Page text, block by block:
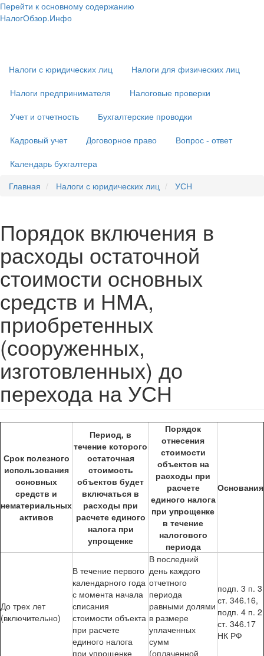
Перейти к основному содержанию
НалогОбзор.Инфо
Налоги с юридических лиц
Налоги для физических лиц
Налоги предпринимателя
Налоговые проверки
Учет и отчетность
Бухгалтерские проводки
Кадровый учет
Договорное право
Вопрос - ответ
Календарь бухгалтера
Главная
Налоги с юридических лиц УСН
Порядок включения в
расходы остаточной
стоимости основных
средств и НМА,
приобретенных
(сооруженных,
изготовленных) до
перехода на УСН
Срок полезного
использования
основных
средств и
нематериальных
активов
Период, в
течение которого
остаточная
стоимость
объектов будет
включаться в
расходы при
расчете единого
налога при
упрощенке
Порядок
отнесения
стоимости
объектов на
расходы при
расчете
единого налога
при упрощенке
в течение
налогового
периода
Основания
До трех лет
(включительно)
В течение первого
календарного года
с момента начала
списания
стоимости объекта
при расчете
единого налога
при упрощенке
В последний
день каждого
отчетного
периода
равными долями
в размере
уплаченных
сумм
(оплаченной
подп. 3 п. 3
ст. 346.16,
подп. 4 п. 2
ст. 346.17
НК РФ